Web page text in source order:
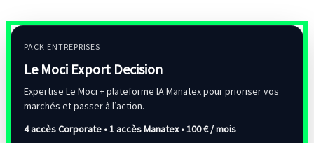
PACK ENTREPRISES
Le Moci Export Decision
Expertise Le Moci + plateforme IA Manatex pour prioriser vos
marchés et passer à l’action.
4 accès Corporate • 1 accès Manatex •100 € / mois